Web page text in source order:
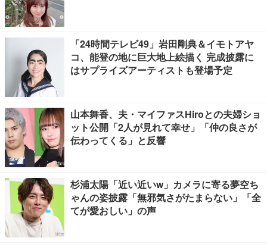
「24時間テレビ49」岩田剛典＆イモトアヤ
コ、能登の地に巨大地上絵描く 完成披露に
はサプライズアーティストも登場予定
山本舞香、夫・マイファスHiroとの夫婦ショ
ット公開「2人が見れて幸せ」「仲の良さが
伝わってくる」と反響
杉浦太陽「近い近いw」カメラに寄る夢空ち
ゃんの姿披露「無邪気さがたまらない」「全
てが愛おしい」の声